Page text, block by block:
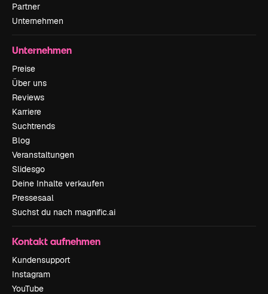
Partner
Unternehmen
Unternehmen
Preise
Über uns
Reviews
Karriere
Suchtrends
Blog
Veranstaltungen
Slidesgo
Deine Inhalte verkaufen
Pressesaal
Suchst du nach magnific.ai
Kontakt aufnehmen
Kundensupport
Instagram
YouTube